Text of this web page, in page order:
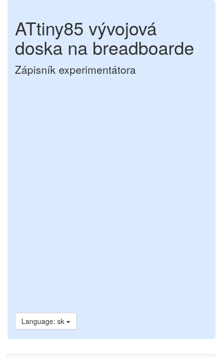
ATtiny85 vývojová
doska na breadboarde
Zápisník experimentátora
Language: sk